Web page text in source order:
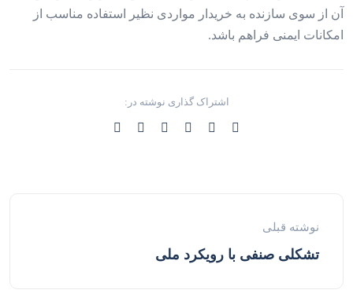
آن از سوی سازنده به خریدار مواردی نظیر استفاده مناسب از
امکانات ایمنی فراهم باشد.
اشتراک گذاری نوشته در:
نوشته قبلی
تشکلی صنفی با رویکرد ملی